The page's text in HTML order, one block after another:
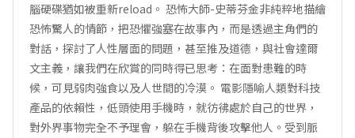
腦硬碟猶如被重新reload。 恐怖大師-史蒂芬金非純粹地描繪
恐怖驚人的情節，把恐懼強塞在故事內，而是透過主角們的
對話，探討了人性層面的問題，甚至推及道德，與社會達爾
文主義，讓我們在欣賞的同時得已思考：在面對患難的時
候，可見弱肉強食以及人世間的冷漠。 電影隱喻人類對科技
產品的依賴性，低頭使用手機時，就彷彿處於自己的世界，
對外界事物完全不予理會，躲在手機背後攻擊他人。受到脈